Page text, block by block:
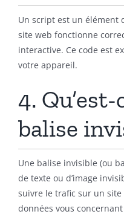
Un script est un élément
site web fonctionne
interactive. Ce code est
votre appareil.
4. Qu’est-
balise
Une balise invisible (ou
de texte ou d’image
suivre le trafic sur un site
données vous